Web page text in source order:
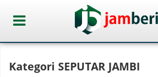
Kategori SEPUTAR JAMBI